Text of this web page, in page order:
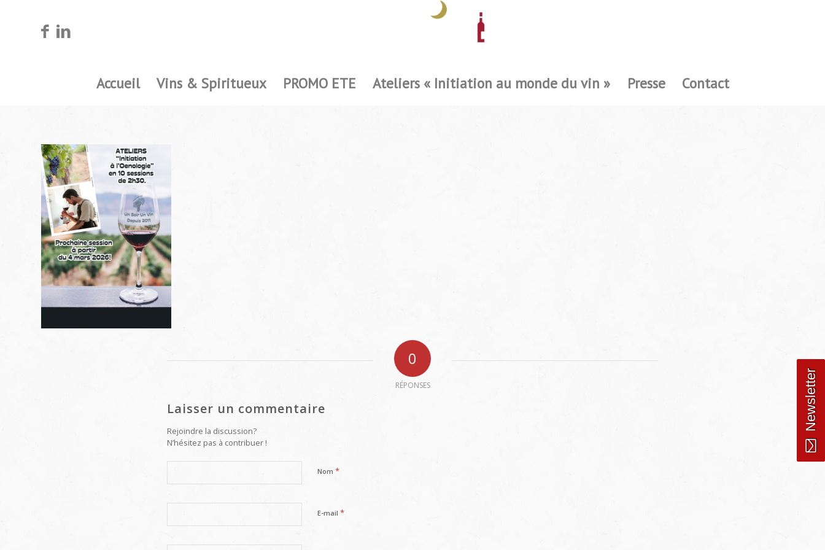
Accueil Vins & Spiritueux PROMO ETE Ateliers « Initiation au monde du vin » Presse Contact
0
RÉPONSES
Laisser un commentaire
Rejoindre la discussion?
N’hésitez pas à contribuer !
Nom *
E-mail *
Newsletter